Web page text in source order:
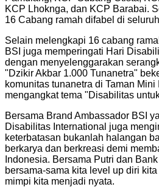
KCP Lhoknga, dan KCP Barabai.
16 Cabang ramah difabel di
Selain melengkapi 16 cabang
BSI juga memperingati Hari
dengan menyelenggarakan
"Dzikir Akbar 1.000 Tunanetra"
komunitas tunanetra di Taman
mengangkat tema "Disabilitas
Bersama Brand Ambassador BSI
Disabilitas International juga
keterbatasan bukanlah halangan
berkarya dan berkreasi demi
Indonesia. Bersama Putri dan
bersama-sama kita level up diri
mimpi kita menjadi nyata.